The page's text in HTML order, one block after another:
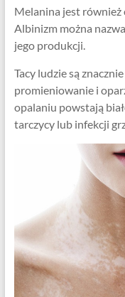
Melanina jest również
Albinizm można
jego produkcji.
Tacy ludzie są
promieniowanie i
opalaniu powstają
tarczycy lub infekcji